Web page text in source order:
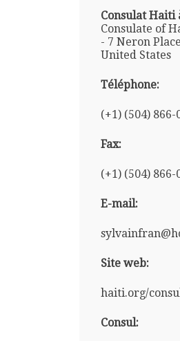
Consulat Haiti
Consulate of
- 7 Neron
United States
Téléphone:
(+1) (504) 866-
Fax:
(+1) (504) 866-
E-mail:
Site web:
haiti.org/
Consul: